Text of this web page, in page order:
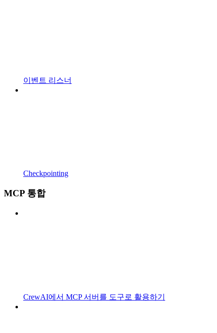
이벤트 리스너
Checkpointing
MCP 통합
CrewAI에서 MCP 서버를 도구로 활용하기